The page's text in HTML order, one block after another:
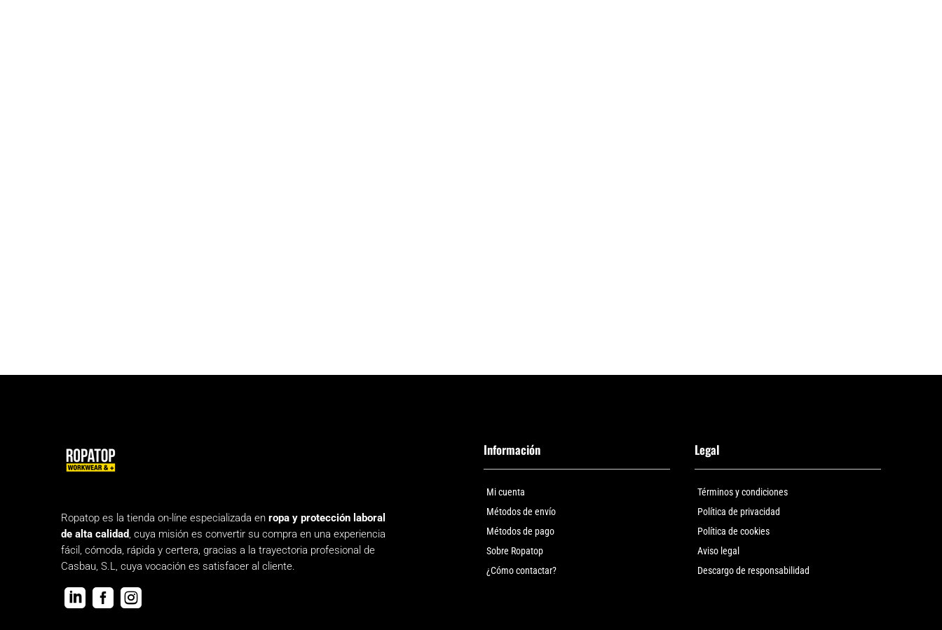
Ropatop es la tienda on-líne especializada en ropa y protección laboral
de alta calidad, cuya misión es convertir su compra en una experiencia
fácil, cómoda, rápida y certera, gracias a la trayectoria profesional de
Casbau, S.L, cuya vocación es satisfacer al cliente.
  
Información
Mi cuenta
Métodos de envío
Métodos de pago
Sobre Ropatop
¿Cómo contactar?
Legal
Términos y condiciones
Política de privacidad
Política de cookies
Aviso legal
Descargo de responsabilidad